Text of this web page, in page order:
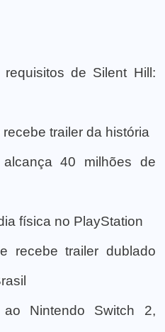
de Silent Hill:
recebe trailer da história
40 milhões de
física no PlayStation
recebe trailer dublado
Nintendo Switch 2,